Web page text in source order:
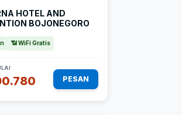
HOTEL AND
BOJONEGORO
📶 WiFi Gratis
PESAN